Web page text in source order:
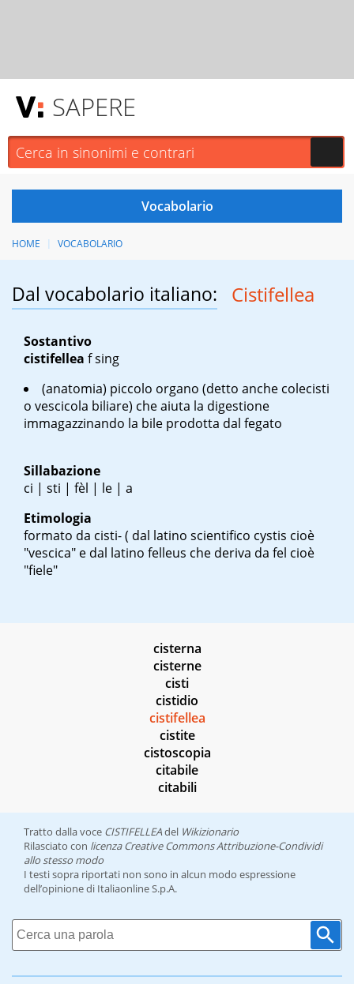
SAPERE
HOME VOCABOLARIO
Dal vocabolario italiano: Cistifellea
Sostantivo
cistifellea f sing
(anatomia) piccolo organo (detto anche colecisti
o vescicola biliare) che aiuta la digestione
immagazzinando la bile prodotta dal fegato
Sillabazione
ci | sti | fèl | le | a
Etimologia
formato da cisti- ( dal latino scientifico cystis cioè
"vescica" e dal latino felleus che deriva da fel cioè
"fiele"
cisterna
cisterne
cisti
cistidio
cistifellea
cistite
cistoscopia
citabile
citabili
Tratto dalla voce CISTIFELLEAdel Wikizionario
Rilasciato con licenza Creative Commons Attribuzione-Condividi
allo stesso modo
I testi sopra riportati non sono in alcun modo espressione
dell’opinione di Italiaonline S.p.A.